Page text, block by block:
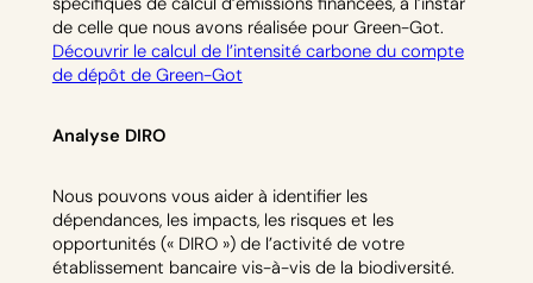
de celle que nous avons réalisée pour Green-Got.
Découvrir le calcul de l’intensité carbone du compte
de dépôt de Green-Got
Analyse DIRO
Nous pouvons vous aider à identifier les
dépendances, les impacts, les risques et les
opportunités (« DIRO ») de l’activité de votre
établissement bancaire vis-à-vis de la biodiversité.